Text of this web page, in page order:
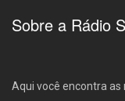
Sobre a Rádio
Aqui você encontra